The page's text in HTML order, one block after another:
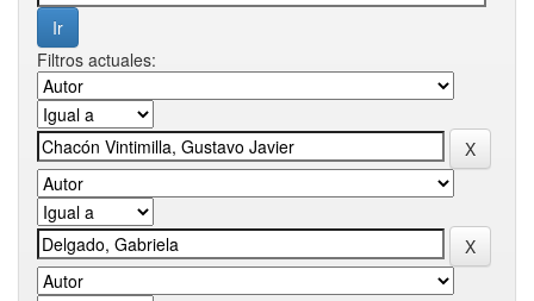
Filtros actuales: